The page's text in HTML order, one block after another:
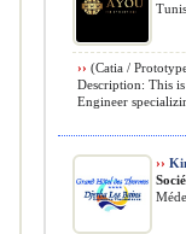
›› (Catia /
Description: This
Engineer
››